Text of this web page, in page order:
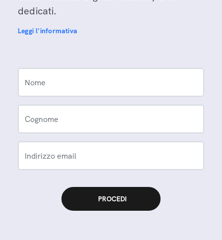
dedicati.
Leggi l'informativa
Nome
Cognome
Indirizzo email